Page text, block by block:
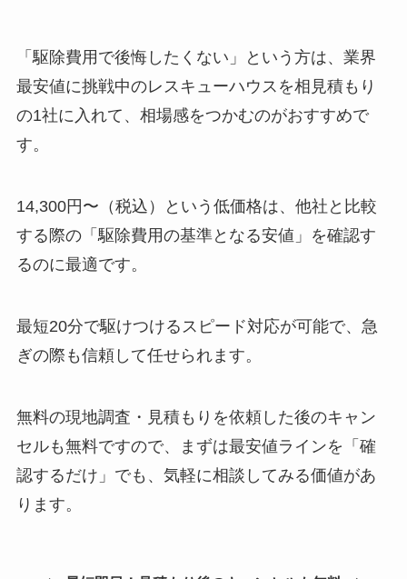
「駆除費用で後悔したくない」という方は、業界
最安値に挑戦中のレスキューハウスを相見積もり
の1社に入れて、相場感をつかむのがおすすめで
す。
14,300円〜（税込）という低価格は、他社と比較
する際の「駆除費用の基準となる安値」を確認す
るのに最適です。
最短20分で駆けつけるスピード対応が可能で、急
ぎの際も信頼して任せられます。
無料の現地調査・見積もりを依頼した後のキャン
セルも無料ですので、まずは最安値ラインを「確
認するだけ」でも、気軽に相談してみる価値があ
ります。